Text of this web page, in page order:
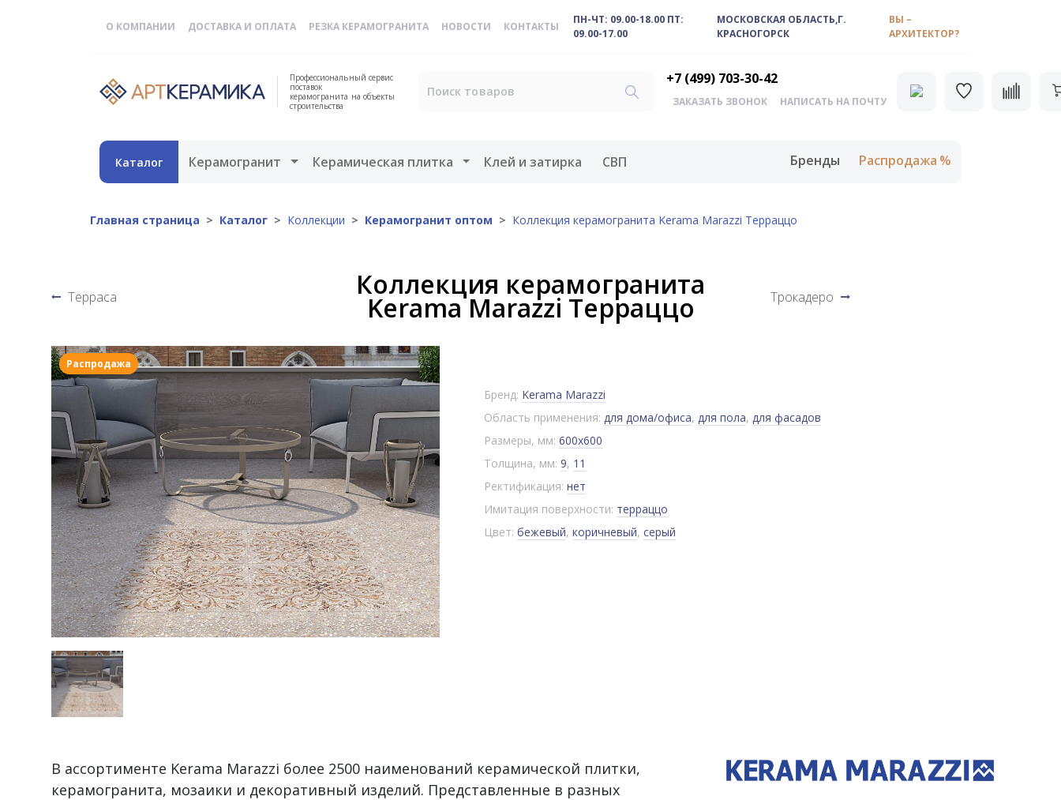
О КОМПАНИИ ДОСТАВКА И ОПЛАТА РЕЗКА КЕРАМОГРАНИТА НОВОСТИ КОНТАКТЫ
ПН-ЧТ: 09.00-18.00 ПТ:
09.00-17.00
МОСКОВСКАЯ ОБЛАСТЬ,Г.
КРАСНОГОРСК
ВЫ –
АРХИТЕКТОР?
Профессиональный сервис
поставок
керамогранита на объекты
строительства
+7 (499) 703-30-42
ЗАКАЗАТЬ ЗВОНОК НАПИСАТЬ НА ПОЧТУ
Каталог Керамогранит Открыть меню
Керамическая плитка Открыть меню
Клей и затирка СВП Бренды Распродажа
Главная страница Каталог Коллекции Керамогранит оптом Коллекция керамогранита Kerama Marazzi Терраццо
Терраса Коллекция керамогранита
Kerama Marazzi Терраццо Трокадеро
Распродажа
Бренд: Kerama Marazzi
Область применения: для дома/офиса, для пола, для фасадов
Размеры, мм: 600x600
Толщина, мм: 9, 11
Ректификация: нет
Имитация поверхности: терраццо
Цвет: бежевый, коричневый, серый
В ассортименте Kerama Marazzi более 2500 наименований керамической плитки,
керамогранита, мозаики и декоративный изделий. Представленные в разных